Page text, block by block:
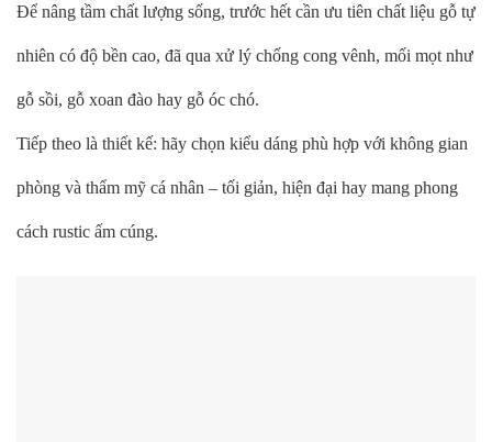
Để nâng tầm chất lượng sống, trước hết cần ưu tiên chất liệu gỗ tự
nhiên có độ bền cao, đã qua xử lý chống cong vênh, mối mọt như
gỗ sồi, gỗ xoan đào hay gỗ óc chó.
Tiếp theo là thiết kế: hãy chọn kiểu dáng phù hợp với không gian
phòng và thẩm mỹ cá nhân – tối giản, hiện đại hay mang phong
cách rustic ấm cúng.